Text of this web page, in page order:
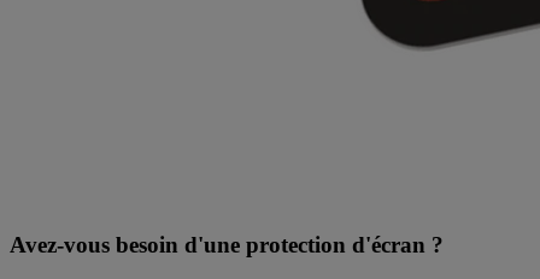
Avez-vous besoin d'une protection d'écran ?